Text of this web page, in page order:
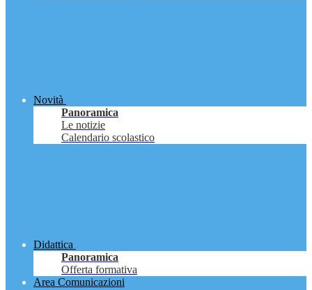
Novità
Panoramica
Le notizie
Calendario scolastico
Didattica
Panoramica
Offerta formativa
Area Comunicazioni